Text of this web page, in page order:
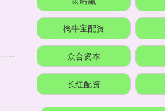
擒牛宝配资
众合资本
长红配资